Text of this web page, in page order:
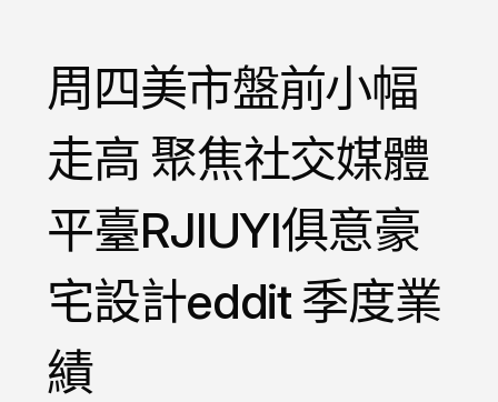
周四美市盤前小幅
走高 聚焦社交媒體
平臺RJIUYI俱意豪
宅設計eddit 季度業
績